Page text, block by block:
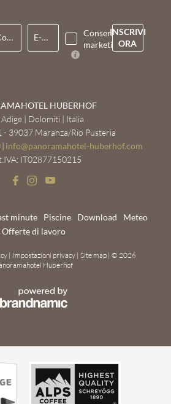
Cognome* E-mail*
Consenso
marketing*
INSCRIVI
ORA
HUBERHOF
| Dolomiti | Italia
- 39037 Maranza/Rio Pusteria
| info@panoramahotel-huberhof.com
IT02877150215
minute Piscine Download
Meteo
Offerte di lavoro
| Impostazioni privacy | Site map | © 2026
Huberhof